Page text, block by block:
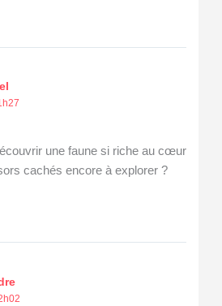
une faune si riche au cœur
cachés encore à explorer ?